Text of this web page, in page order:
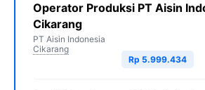
Operator Produksi PT Aisin
Cikarang
PT Aisin Indonesia
Cikarang
Rp 5.999.434